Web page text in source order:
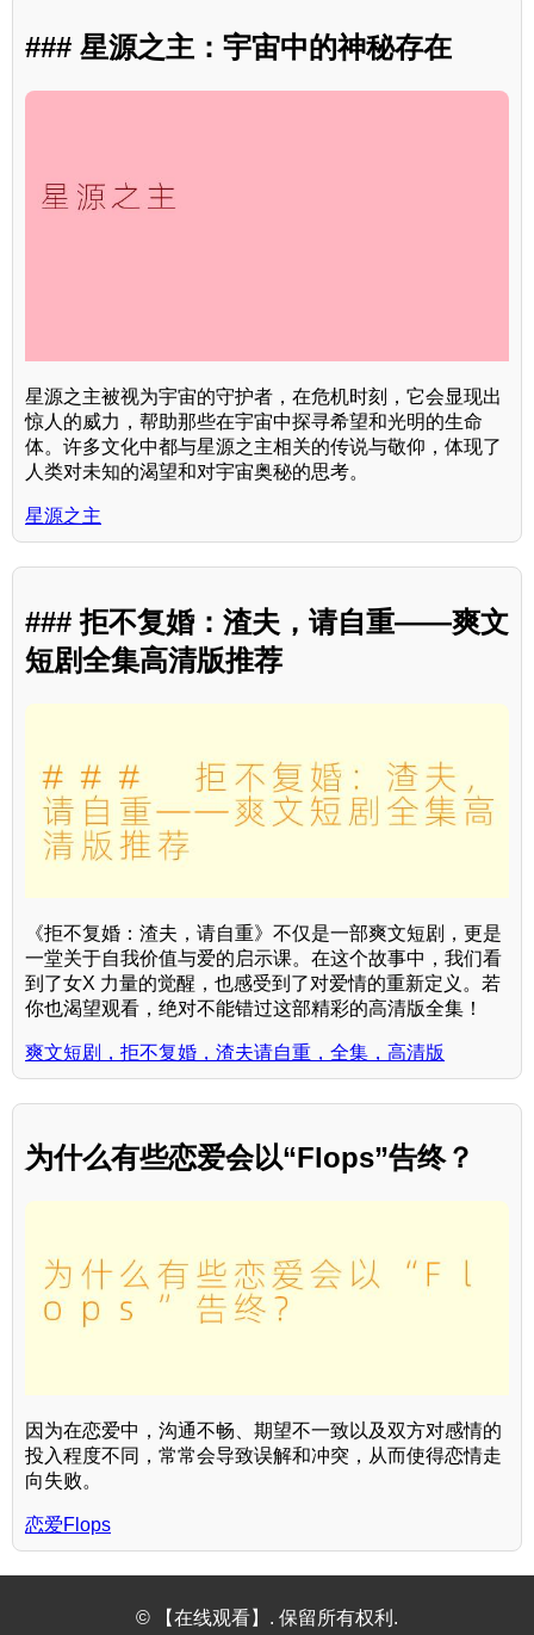
### 星源之主：宇宙中的神秘存在
星源之主被视为宇宙的守护者，在危机时刻，它会显现出
惊人的威力，帮助那些在宇宙中探寻希望和光明的生命
体。许多文化中都与星源之主相关的传说与敬仰，体现了
人类对未知的渴望和对宇宙奥秘的思考。
星源之主
### 拒不复婚：渣夫，请自重——爽文
短剧全集高清版推荐
《拒不复婚：渣夫，请自重》不仅是一部爽文短剧，更是
一堂关于自我价值与爱的启示课。在这个故事中，我们看
到了女X 力量的觉醒，也感受到了对爱情的重新定义。若
你也渴望观看，绝对不能错过这部精彩的高清版全集！
爽文短剧，拒不复婚，渣夫请自重，全集，高清版
为什么有些恋爱会以“Flops”告终？
因为在恋爱中，沟通不畅、期望不一致以及双方对感情的
投入程度不同，常常会导致误解和冲突，从而使得恋情走
向失败。
恋爱Flops
© 【在线观看】. 保留所有权利.